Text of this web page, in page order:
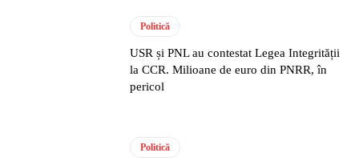
Politică
USR și PNL au contestat Legea Integrității
la CCR. Milioane de euro din PNRR, în
pericol
Politică